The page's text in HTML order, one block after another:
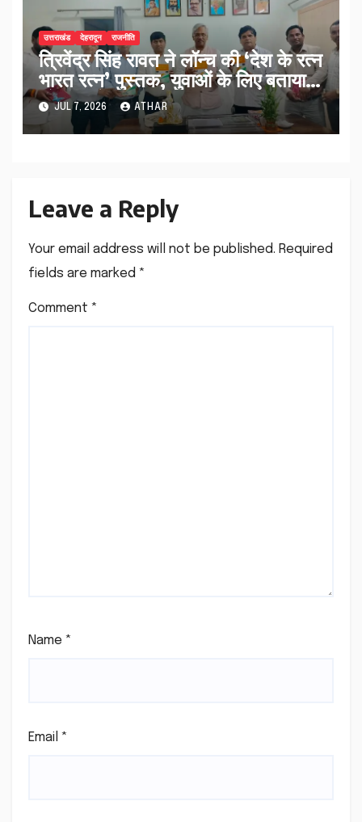
उत्तराखंड देहरादून राजनीति
त्रिवेंद्र सिंह रावत ने लॉन्च की ‘देश के रत्न
भारत रत्न’ पुस्तक, युवाओं के लिए बताया
प्रेरणास्रोत…
JUL 7, 2026 ATHAR
Leave a Reply
Your email address will not be published. Required
fields are marked *
Comment *
Name *
Email *